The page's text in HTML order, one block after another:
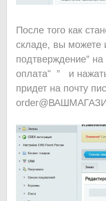
После того как
складе, вы можете
подтверждение”
оплата" ” и
придет на почту